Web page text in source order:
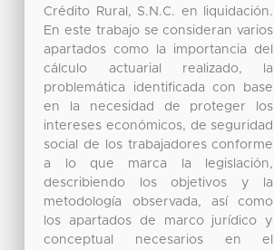
Crédito Rural, S.N.C. en liquidación.
En este trabajo se consideran varios
apartados como la importancia del
cálculo actuarial realizado, la
problemática identificada con base
en la necesidad de proteger los
intereses económicos, de seguridad
social de los trabajadores conforme
a lo que marca la legislación,
describiendo los objetivos y la
metodología observada, así como
los apartados de marco jurídico y
conceptual necesarios en el